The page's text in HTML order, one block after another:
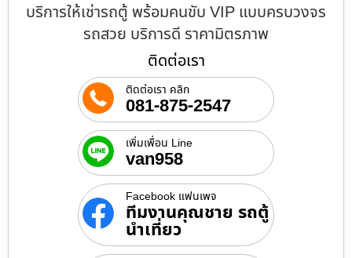
บริการให้เช่ารถตู้ พร้อมคนขับ VIP แบบครบวงจร
รถสวย บริการดี ราคามิตรภาพ
ติดต่อเรา
ติดต่อเรา คลิก
081-875-2547
เพิ่มเพื่อน Line
van958
Facebook แฟนเพจ
ทีมงานคุณชาย รถตู้
นำเที่ยว